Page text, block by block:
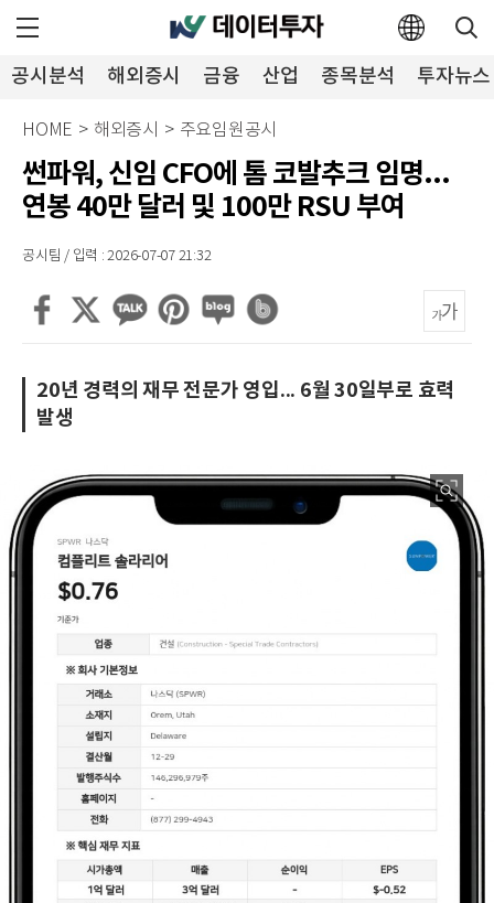
공시분석 해외증시 금융 산업 종목분석 투자뉴스
HOME > 해외증시 > 주요임원공시
썬파워, 신임 CFO에 톰 코발추크 임명...
연봉 40만 달러 및 100만 RSU 부여
공시팀 / 입력 : 2026-07-07 21:32
20년 경력의 재무 전문가 영입... 6월 30일부로 효력
발생